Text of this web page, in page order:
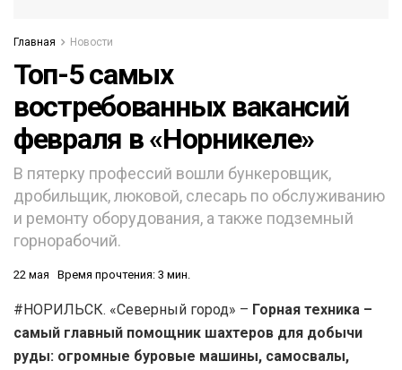
Главная Новости
Топ-5 самых
востребованных вакансий
февраля в «Норникеле»
В пятерку профессий вошли бункеровщик,
дробильщик, люковой, слесарь по обслуживанию
и ремонту оборудования, а также подземный
горнорабочий.
22 мая Время прочтения: 3 мин.
#НОРИЛЬСК. «Северный город» – Горная техника –
самый главный помощник шахтеров для добычи
руды: огромные буровые машины, самосвалы,